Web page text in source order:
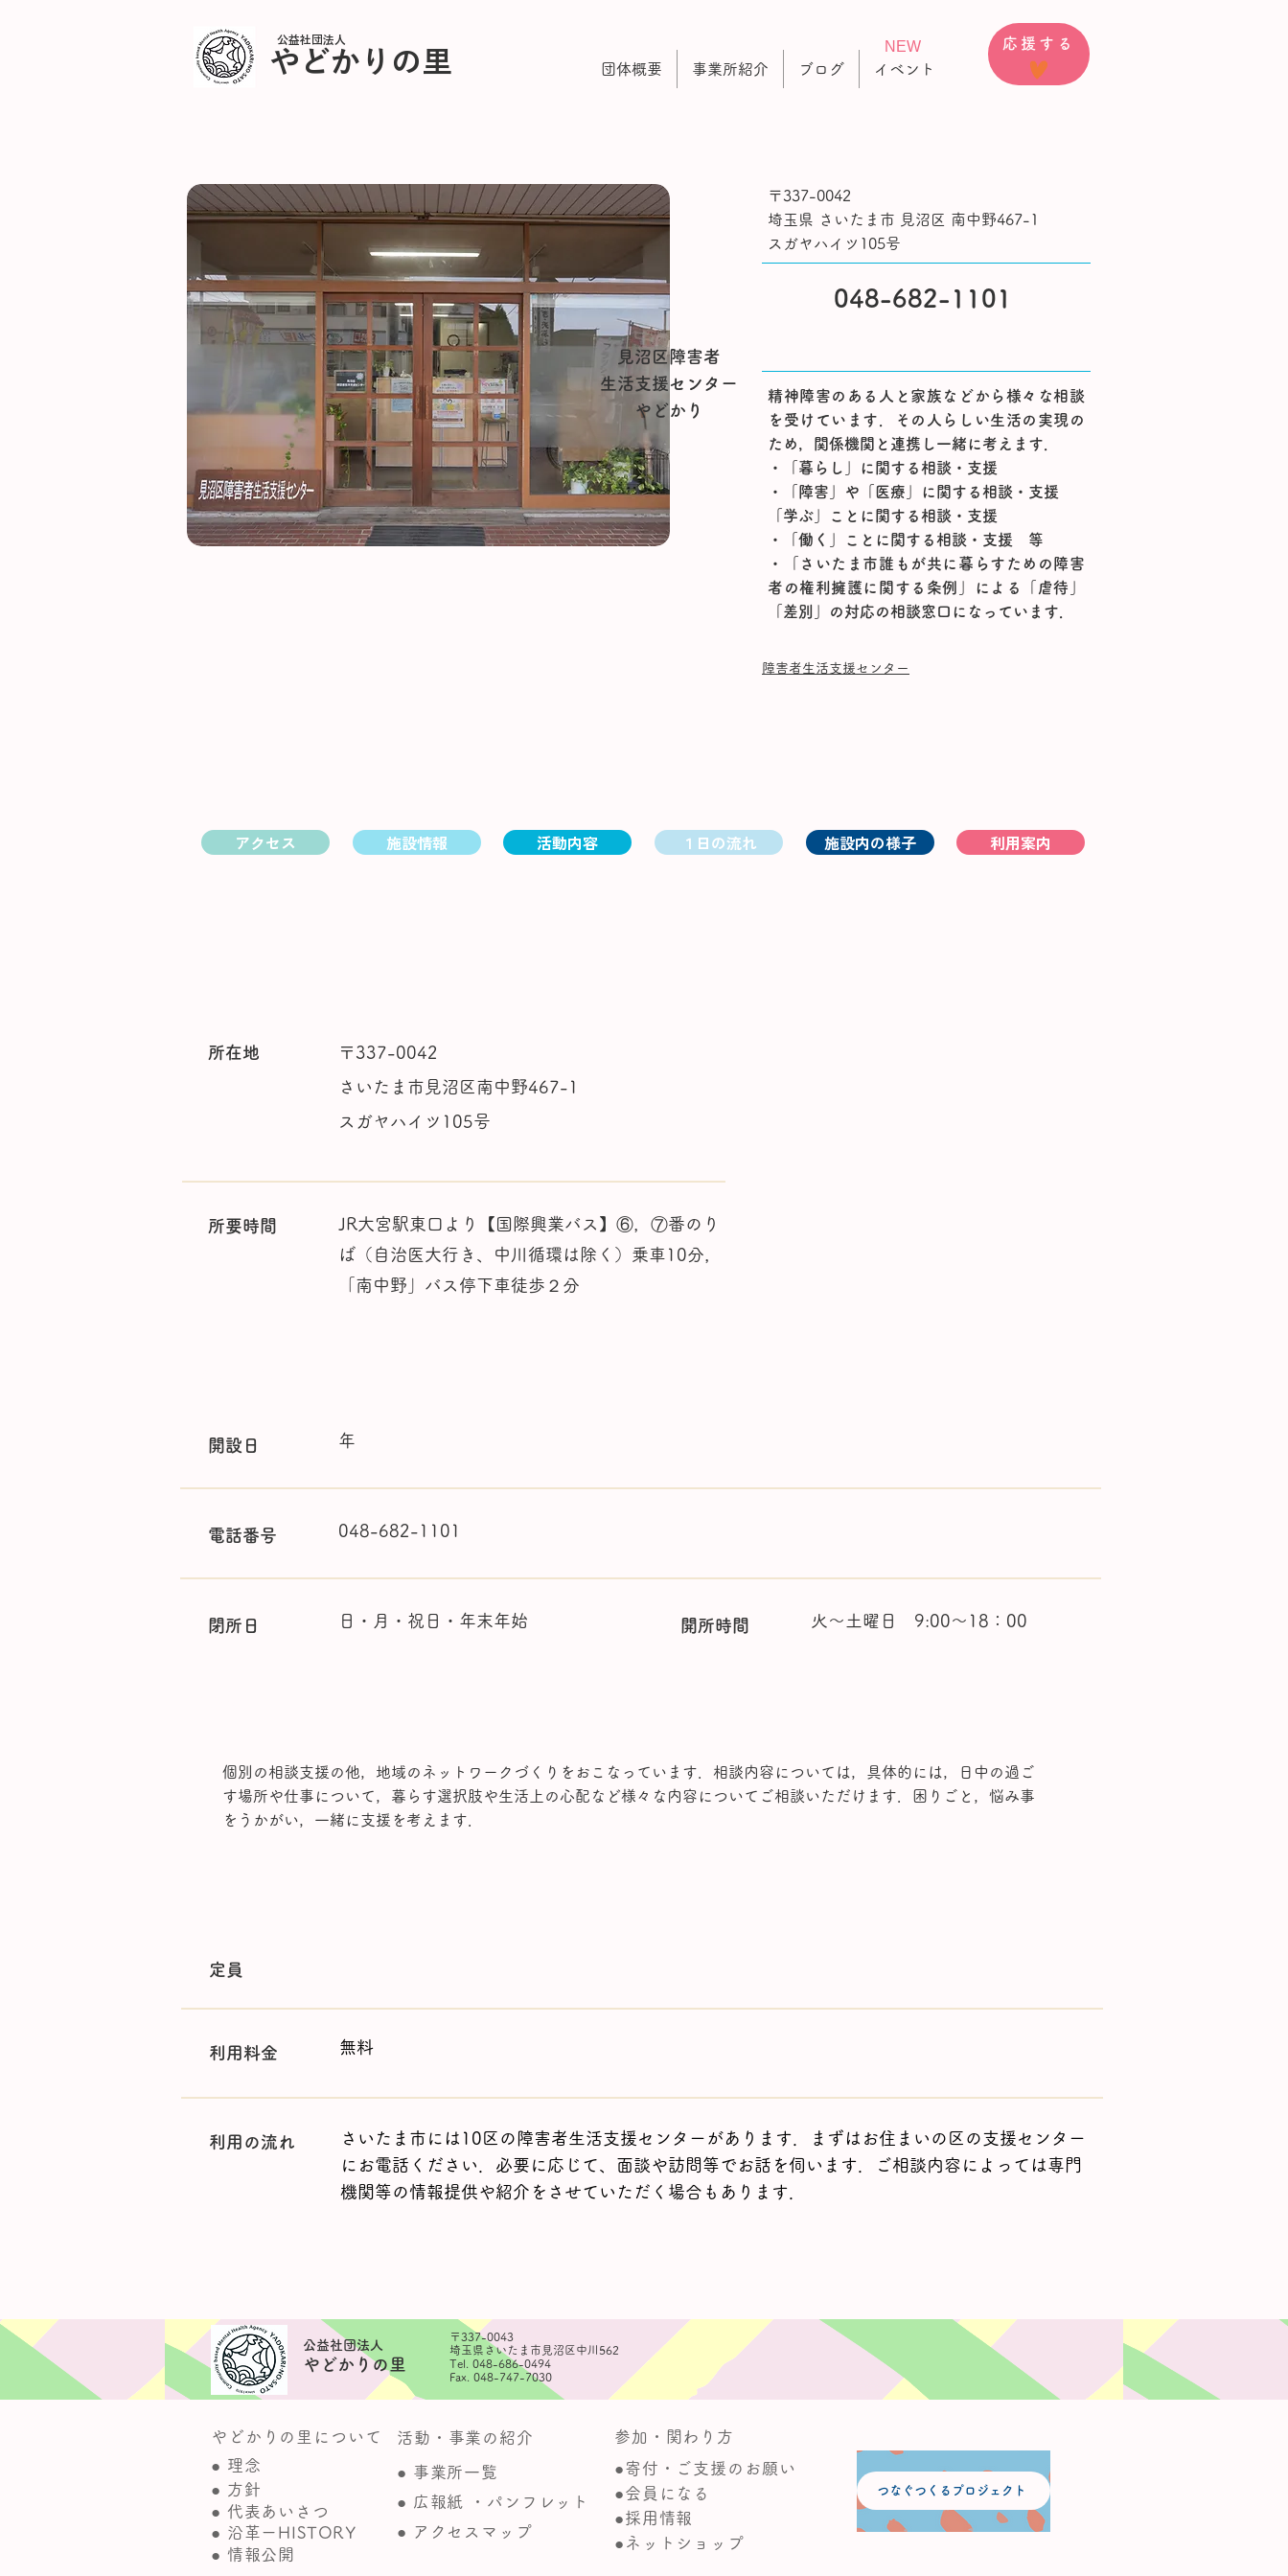
やどかりの里
公益社団法人 NEW
団体概要 事業所紹介 ブログ イベント
応援する
見沼区障害者
生活支援センター
やどかり
〒337-0042​
埼玉県 さいたま市 見沼区 南中野467-1
スガヤハイツ105号
​048-682-1101
精神障害のある人と家族などから様々な相談
を受けています．その人らしい生活の実現の
ため，関係機関と連携し一緒に考えます．
・「暮らし」に関する相談・支援
・「障害」や「医療」に関する相談・支援
「学ぶ」ことに関する相談・支援
・「働く」ことに関する相談・支援 等
・「さいたま市誰もが共に暮らすための障害
者の権利擁護に関する条例」による「虐待」
「差別」の対応の相談窓口になっています．
​障害者生活支援センター
アクセス 施設情報 活動内容 １日の流れ 施設内の様子 利用案内
所在地
〒337-0042
さいたま市見沼区南中野467-1
スガヤハイツ105号
所要時間
JR大宮駅東口より【国際興業バス】⑥，⑦番のり
ば（自治医大行き、中川循環は除く）乗車10分，
「南中野」バス停下車徒歩２分
​開設日 年
電話番号 ​048-682-1101
閉所日 日・月・祝日・年末年始 開所時間 火～土曜日 9:00～18：00
個別の相談支援の他，地域のネットワークづくりをおこなっています．相談内容については，具体的には，日中の過ご
す場所や仕事について，暮らす選択肢や生活上の心配など様々な内容についてご相談いただけます．困りごと，悩み事
をうかがい，一緒に支援を考えます．
定員
利用料金 無料
利用の流れ
さいたま市には10区の障害者生活支援センターがあります．まずはお住まいの区の支援センター
にお電話ください．必要に応じて、面談や訪問等でお話を伺います．ご相談内容によっては専門
機関等の情報提供や紹介をさせていただく場合もあります．
​公益社団法人
やどかりの里
〒337-0043
埼玉県さいたま市見沼区中川562
Tel. 048-686-0494
Fax. 048-747-7030
やどかりの里について
● 理念
● 方針
● 代表あいさつ
● 沿革ーHISTORY
● 情報公開
活動・事業の紹介
● 事業所一覧
● 広報紙 ・パンフレット
● アクセスマップ
参加・関わり方
●寄付・ご支援のお願い
●会員になる
●採用情報
●ネットショップ
つなぐつくるプロジェクト